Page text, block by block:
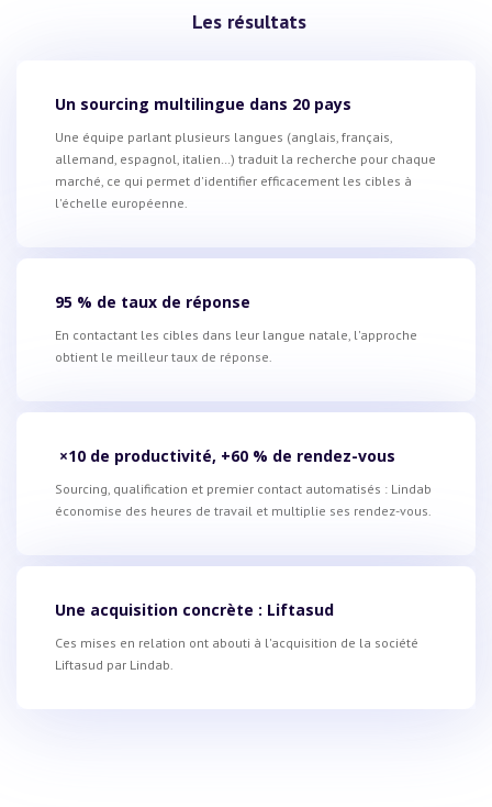
Les résultats
Un sourcing multilingue dans 20 pays
Une équipe parlant plusieurs langues (anglais, français,
allemand, espagnol, italien…) traduit la recherche pour chaque
marché, ce qui permet d'identifier efficacement les cibles à
l'échelle européenne.
95 % de taux de réponse
En contactant les cibles dans leur langue natale, l'approche
obtient le meilleur taux de réponse.
×10 de productivité, +60 % de rendez-vous
Sourcing, qualification et premier contact automatisés : Lindab
économise des heures de travail et multiplie ses rendez-vous.
Une acquisition concrète : Liftasud
Ces mises en relation ont abouti à l'acquisition de la société
Liftasud par Lindab.